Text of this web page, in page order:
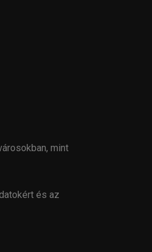
mint
és az